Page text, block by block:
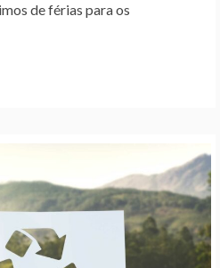
de férias para os